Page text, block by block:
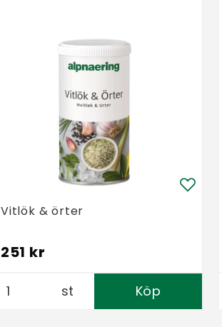
Vitlök & örter
251 kr
st Köp